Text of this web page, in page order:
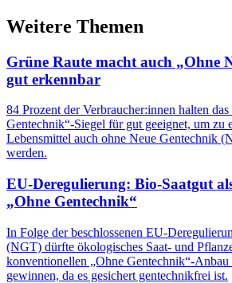
Weitere Themen
Grüne Raute macht auch „Ohne
gut erkennbar
84 Prozent der Verbraucher:innen halten
Gentechnik“-Siegel für gut geeignet, um zu
Lebensmittel auch ohne Neue Gentechnik
werden.
EU-Deregulierung: Bio-Saatgut
„Ohne Gentechnik“
In Folge der beschlossenen EU-
(NGT) dürfte ökologisches Saat- und
konventionellen „Ohne Gentechnik“-Anbau
gewinnen, da es gesichert gentechnikfrei ist.